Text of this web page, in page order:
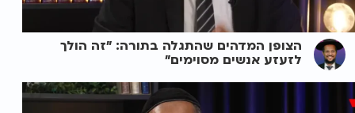
הצופן המדהים שהתגלה בתורה: "זה הולך
לזעזע אנשים מסוימים"